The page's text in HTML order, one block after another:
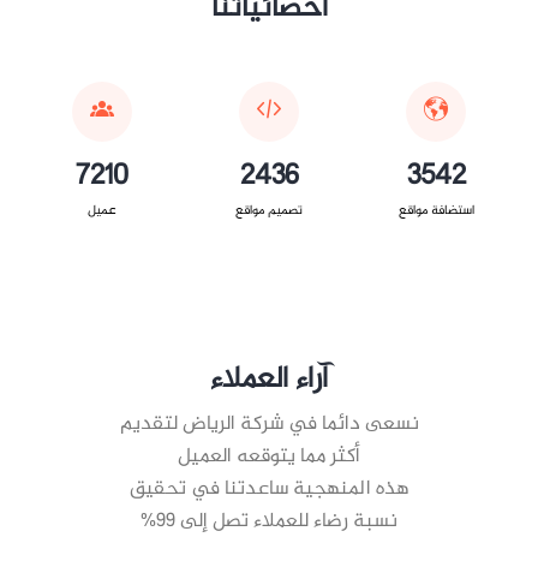
3542
استضافة مواقع
2436
تصميم مواقع
7210
عميل
آراء العملاء
نسعى دائما في شركة الرياض لتقديم
أكثر مما يتوقعه العميل
هذه المنهجية ساعدتنا في تحقيق
نسبة رضاء للعملاء تصل إلى 99%